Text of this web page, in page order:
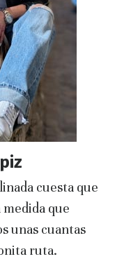
cuesta que
medida que
unas cuantas
ruta.